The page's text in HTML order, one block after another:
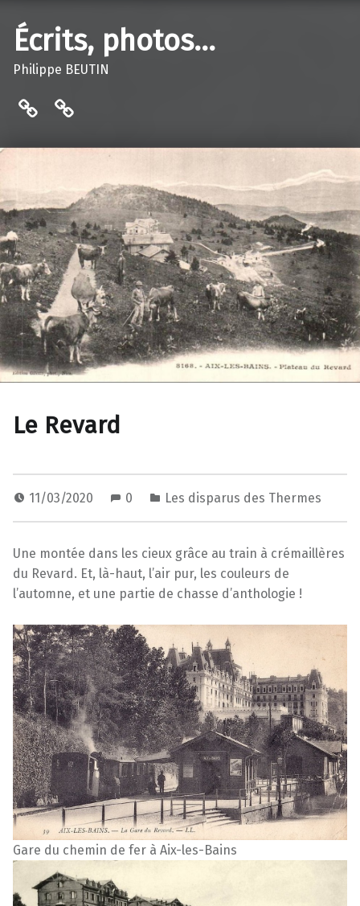
Écrits, photos…
Philippe BEUTIN
Le Revard
11/03/2020 0 Les disparus des Thermes
Une montée dans les cieux grâce au train à crémaillères
du Revard. Et, là-haut, l’air pur, les couleurs de
l’automne, et une partie de chasse d’anthologie !
Gare du chemin de fer à Aix-les-Bains